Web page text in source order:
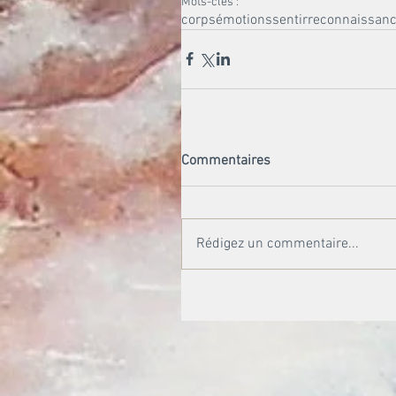
corpsémotionssentir
Commentaires
Rédigez un commentaire...